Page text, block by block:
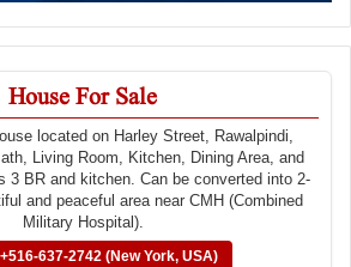
House For Sale
located on Harley Street, Rawalpindi,
Living Room, Kitchen, Dining Area, and
3 BR and kitchen. Can be converted into 2-
and peaceful area near CMH (Combined
Military Hospital).
637-2742 (New York, USA)